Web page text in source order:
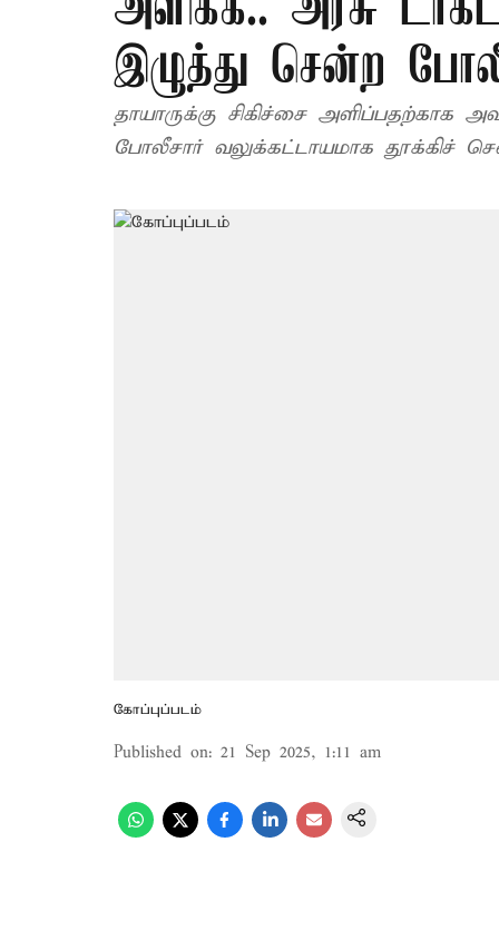
இழுத்து சென்ற
தாயாருக்கு சிகிச்சை அளிப்பதற்காக
போலீசார் வலுக்கட்டாயமாக தூக்கிச்
கோப்புப்படம்
Published on: 21 Sep 2025, 1:11 am